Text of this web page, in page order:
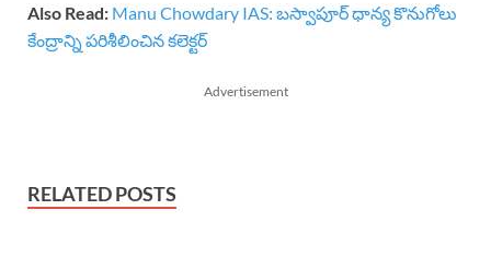
Also Read: Manu Chowdary IAS: బస్వాపూర్ ధాన్య కొనుగోలు
కేంద్రాన్ని పరిశీలించిన కలెక్టర్
Advertisement
RELATED POSTS